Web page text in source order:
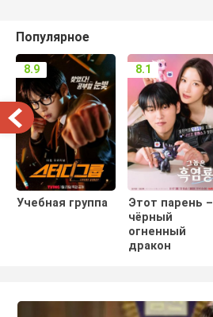
Популярное
Учебная группа
8.9
Этот парень –
чёрный
огненный
дракон
8.1